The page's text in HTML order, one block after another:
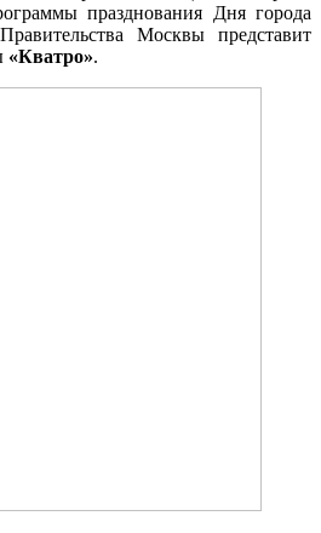
празднования Дня города
Москвы представит
«Кватро».